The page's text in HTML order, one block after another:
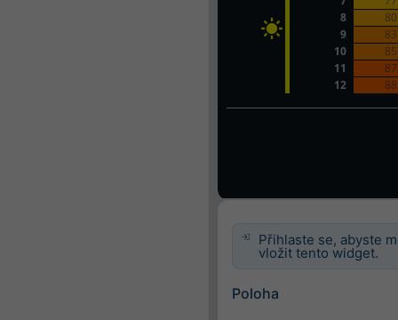
Přihlaste se, abyste
vložit tento widget.
Poloha